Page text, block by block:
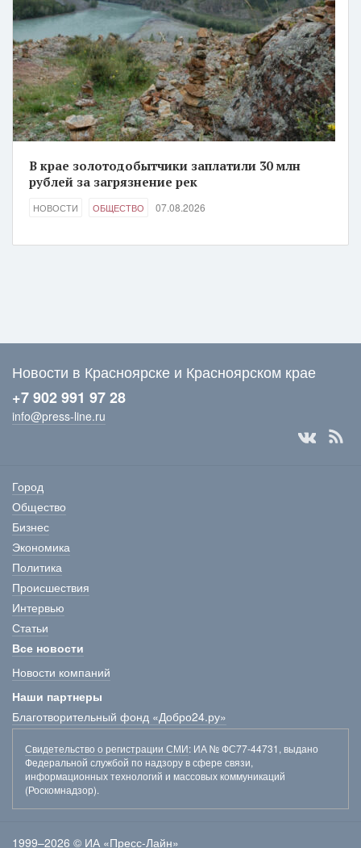
В крае золотодобытчики заплатили 30 млн
рублей за загрязнение рек
НОВОСТИ ОБЩЕСТВО 07.08.2026
Новости в Красноярске и Красноярском крае
+7 902 991 97 28
info@press-line.ru
Город
Общество
Бизнес
Экономика
Политика
Происшествия
Интервью
Статьи
Все новости
Новости компаний
Наши партнеры
Благотворительный фонд «Добро24.ру»
Свидетельство о регистрации СМИ: ИА № ФС77-44731, выдано
Федеральной службой по надзору в сфере связи,
информационных технологий и массовых коммуникаций
(Роскомнадзор).
1999–2026 © ИА «Пресс-Лайн»